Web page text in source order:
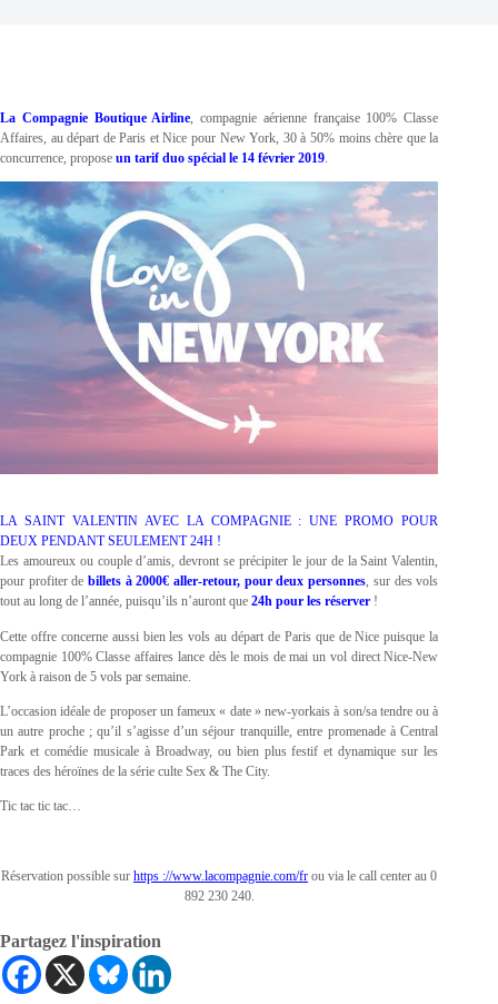
La Compagnie Boutique Airline, compagnie aérienne française 100% Classe
Affaires, au départ de Paris et Nice pour New York, 30 à 50% moins chère que la
concurrence, propose un tarif duo spécial le 14 février 2019.
LA SAINT VALENTIN AVEC LA COMPAGNIE : UNE PROMO POUR
DEUX PENDANT SEULEMENT 24H !
Les amoureux ou couple d’amis, devront se précipiter le jour de la Saint Valentin,
pour profiter de billets à 2000€ aller-retour, pour deux personnes, sur des vols
tout au long de l’année, puisqu’ils n’auront que 24h pour les réserver !
Cette offre concerne aussi bien les vols au départ de Paris que de Nice puisque la
compagnie 100% Classe affaires lance dès le mois de mai un vol direct Nice-New
York à raison de 5 vols par semaine.
L’occasion idéale de proposer un fameux « date » new-yorkais à son/sa tendre ou à
un autre proche ; qu’il s’agisse d’un séjour tranquille, entre promenade à Central
Park et comédie musicale à Broadway, ou bien plus festif et dynamique sur les
traces des héroïnes de la série culte Sex & The City.
Tic tac tic tac…
Réservation possible surhttps ://www.lacompagnie.com/fr ou via le call center au 0
892 230 240.
Partagez l'inspiration